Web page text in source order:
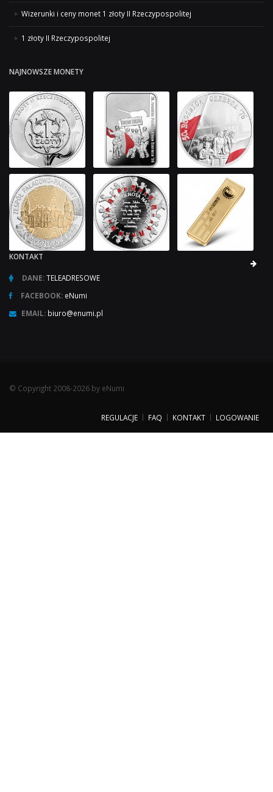
Wizerunki i ceny monet 1 złoty II Rzeczypospolitej
1 złoty II Rzeczypospolitej
NAJNOWSZE MONETY
KONTAKT
DANE:TELEADRESOWE
FACEBOOK: eNumi
EMAIL: biuro@enumi.pl
© Copyright 2008-2026 by eNumi
REGULACJE FAQ KONTAKT LOGOWANIE